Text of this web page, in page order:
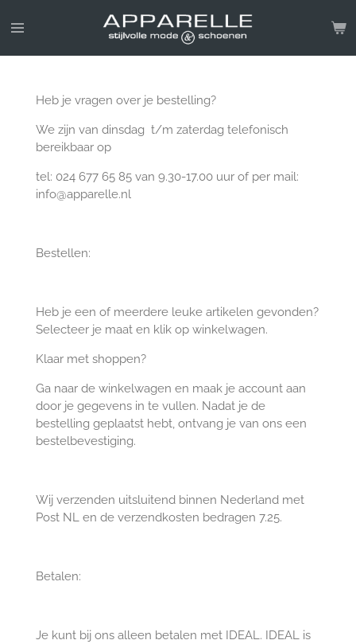
direct
Heb je vragen over je bestelling?
We zijn van dinsdag t/m zaterdag telefonisch
bereikbaar op
tel: 024 677 65 85 van 9.30-17.00 uur of per mail:
info@apparelle.nl
Bestellen:
Heb je een of meerdere leuke artikelen gevonden?
Selecteer je maat en klik op winkelwagen.
Klaar met shoppen?
Ga naar de winkelwagen en maak je account aan
door je gegevens in te vullen. Nadat je de
bestelling geplaatst hebt, ontvang je van ons een
bestelbevestiging.
Wij verzenden uitsluitend binnen Nederland met
Post NL en de verzendkosten bedragen 7.25.
Betalen:
Je kunt bij ons alleen betalen met IDEAL. IDEAL is